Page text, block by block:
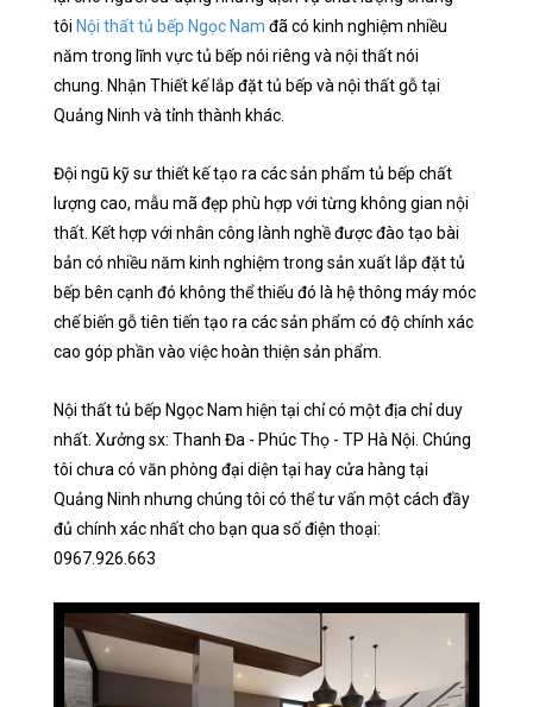
tôi Nội thất tủ bếp Ngọc Nam đã có kinh nghiệm nhiều
năm trong lĩnh vực tủ bếp nói riêng và nội thất nói
chung. Nhận Thiết kế lắp đặt tủ bếp và nội thất gỗ tại
Quảng Ninh và tỉnh thành khác.
Đội ngũ kỹ sư thiết kế tạo ra các sản phẩm tủ bếp chất
lượng cao, mẫu mã đẹp phù hợp với từng không gian nội
thất. Kết hợp với nhân công lành nghề được đào tạo bài
bản có nhiều năm kinh nghiệm trong sản xuất lắp đặt tủ
bếp bên cạnh đó không thể thiếu đó là hệ thông máy móc
chế biến gỗ tiên tiến tạo ra các sản phẩm có độ chính xác
cao góp phần vào việc hoàn thiện sản phẩm.
Nội thất tủ bếp Ngọc Nam hiện tại chỉ có một địa chỉ duy
nhất. Xưởng sx: Thanh Đa - Phúc Thọ - TP Hà Nội. Chúng
tôi chưa có văn phòng đại diện tại hay cửa hàng tại
Quảng Ninh nhưng chúng tôi có thể tư vấn một cách đầy
đủ chính xác nhất cho bạn qua số điện thoại:
0967.926.663